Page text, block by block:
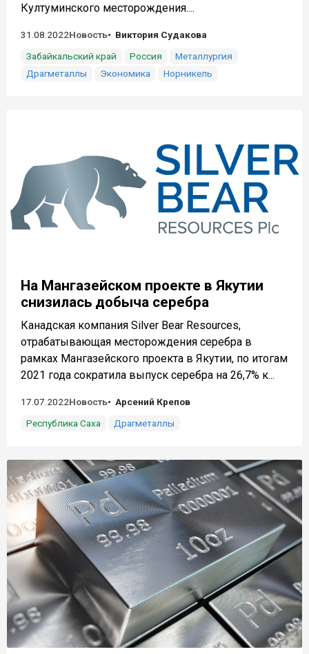
Култуминского месторождения....
31.08.2022Новость
Виктория Судакова
Забайкальский край
Россия
Металлургия
Драгметаллы
Экономика Норникель
На Мангазейском проекте в Якутии
снизилась добыча серебра
Канадская компания Silver Bear Resources,
отрабатывающая месторождения серебра в
рамках Мангазейского проекта в Якутии, по итогам
2021 года сократила выпуск серебра на 26,7% к...
17.07.2022Новость
Арсений Крепов
Республика Саха
Драгметаллы